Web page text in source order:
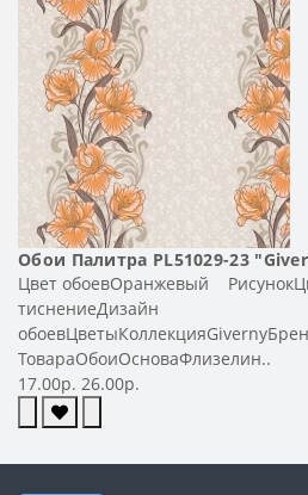
Обои Палитра PL51029-23
Цвет обоевОранжевый
тиснениеДизайн
ТовараОбоиОсноваФлизелин..
17.00р. 26.00р.